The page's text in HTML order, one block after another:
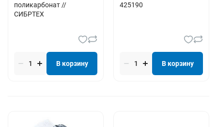
поликарбонат //
СИБРТЕХ
В корзину
425190
В корзину